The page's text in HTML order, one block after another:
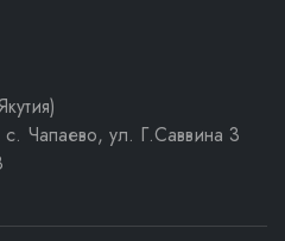
с. Чапаево, ул. Г.Саввина 3